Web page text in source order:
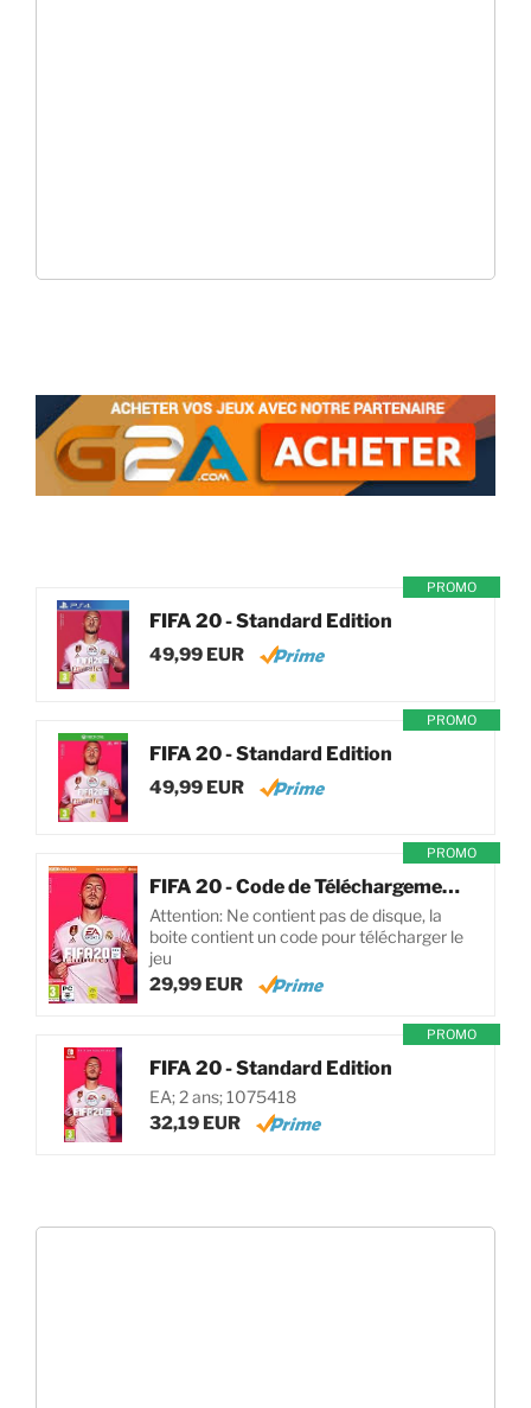
PROMO
FIFA 20 - Standard Edition
49,99 EUR
PROMO
FIFA 20 - Standard Edition
49,99 EUR
PROMO
FIFA 20 - Code de Téléchargement pour PC
Attention: Ne contient pas de disque, la
boite contient un code pour télécharger le
jeu
29,99 EUR
PROMO
FIFA 20 - Standard Edition
EA; 2 ans; 1075418
32,19 EUR